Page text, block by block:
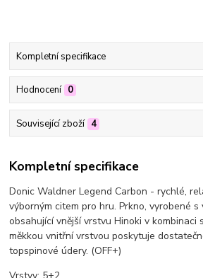
Kompletní specifikace
Hodnocení 0
Související zboží 4
Kompletní specifikace
Donic Waldner Legend Carbon - rychlé,
výborným citem pro hru. Prkno, vyrobené s
obsahující vnější vrstvu Hinoki v kombinaci
měkkou vnitřní vrstvou poskytuje
topspinové údery. (OFF+)